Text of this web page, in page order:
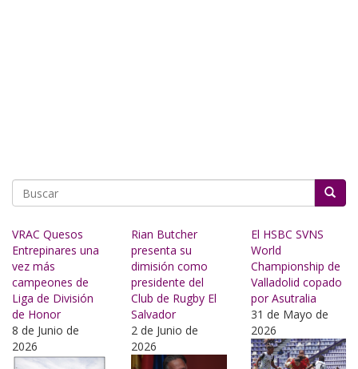
VRAC Quesos
Entrepinares una
vez más
campeones de
Liga de División
de Honor
8 de Junio de
2026
Rian Butcher
presenta su
dimisión como
presidente del
Club de Rugby El
Salvador
2 de Junio de
2026
El HSBC SVNS
World
Championship de
Valladolid copado
por Asutralia
31 de Mayo de
2026